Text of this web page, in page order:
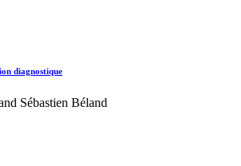
diagnostique
Sébastien Béland